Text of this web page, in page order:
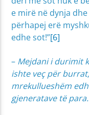
e mirë në dynja
përhapej erë
edhe sot!”[6]
– Mejdani i durimit
ishte veç për
mrekullueshëm
gjeneratave të para.